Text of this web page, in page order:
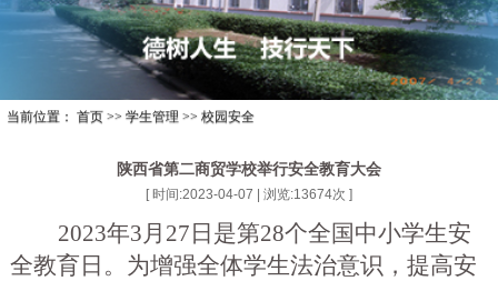
当前位置： 首页 >> 学生管理 >> 校园安全
陕西省第二商贸学校举行安全教育大会
[ 时间:2023-04-07 | 浏览:13674次 ]
2023年3月27日是第28个全国中小学生安
全教育日。为增强全体学生法治意识，提高安